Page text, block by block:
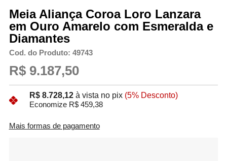
Meia Aliança Coroa Loro Lanzara
em Ouro Amarelo com Esmeralda e
Diamantes
Cod. do Produto: 49743
R$ 9.187,50
R$ 8.728,12 à vista no pix (5% Desconto)
Economize R$ 459,38
Mais formas de pagamento